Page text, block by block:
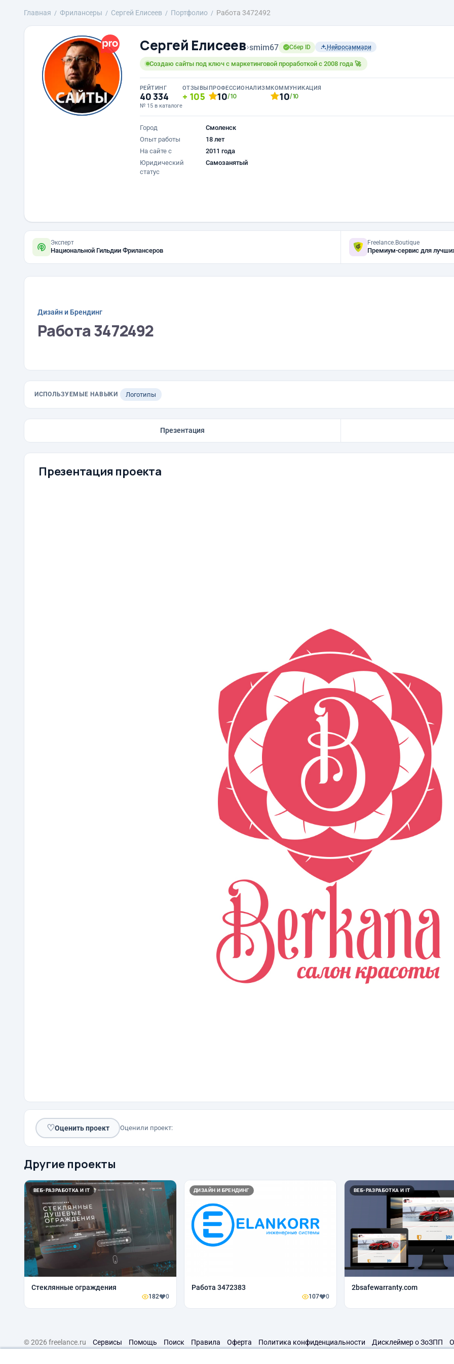
Главная Фрилансеры Сергей Елисеев Портфолио Работа 3472492
Сергей Елисеев›smim67 Сбер ID Нейросаммари
Создаю сайты под ключ с маркетинговой проработкой с 2008 года 🚀
РЕЙТИНГ
40 334
№ 15 в каталоге
ОТЗЫВЫ
105
ПРОФЕССИОНАЛИЗМ
10/10
КОММУНИКАЦИЯ
10/10
Город
Смоленск
Опыт работы
18 лет
На сайте с
2011 года
Юридический
статус
Самозанятый
Эксперт
Национальной Гильдии Фрилансеров
Freelance.Boutique
Премиум-сервис для
Дизайн и Брендинг
Работа 3472492
ИСПОЛЬЗУЕМЫЕ НАВЫКИ Логотипы
Презентация
Презентация проекта
♡Оценить проект Оценили проект:
Другие проекты
ВЕБ-РАЗРАБОТКА И IT
Стеклянные ограждения
182 0
ДИЗАЙН И БРЕНДИНГ
Работа 3472383
107 0
ВЕБ-РАЗРАБОТКА И IT
2bsafewarranty.com
© 2026 freelance.ru Сервисы Помощь Поиск Правила Оферта Политика конфиденциальности Дисклеймер о ЗоЗПП